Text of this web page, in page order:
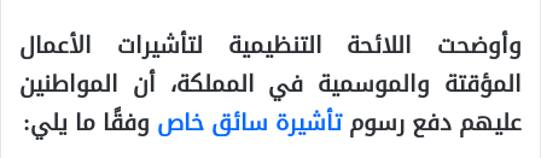
وأوضحت اللائحة التنظيمية لتأشيرات الأعمال
المؤقتة والموسمية في المملكة، أن المواطنين
عليهم دفع رسومتأشيرة سائق خاص وفقًا ما يلي: